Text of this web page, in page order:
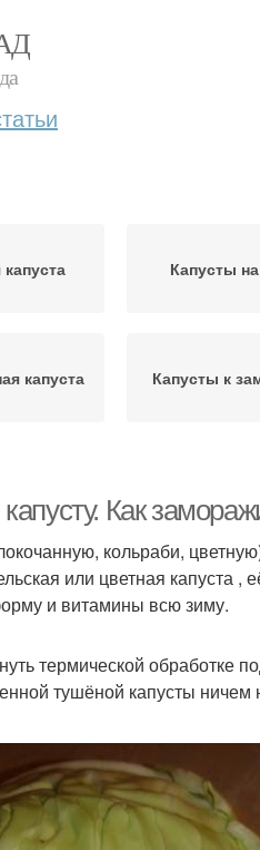
Капусты
капуста Капусты к
Как
кольраби,
или цветная капуста ,
и витамины всю зиму.
термической обработке
тушёной капусты ничем